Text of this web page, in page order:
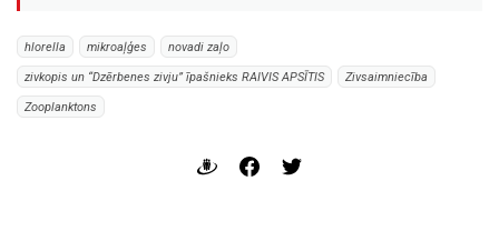
hlorella mikroaļģes novadi zaļo
zivkopis un “Dzērbenes zivju” īpašnieks RAIVIS APSĪTIS Zivsaimniecība
Zooplanktons